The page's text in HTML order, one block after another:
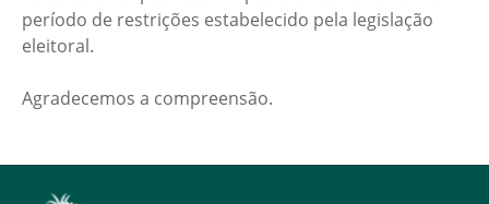
período de restrições estabelecido pela legislação
eleitoral.
Agradecemos a compreensão.